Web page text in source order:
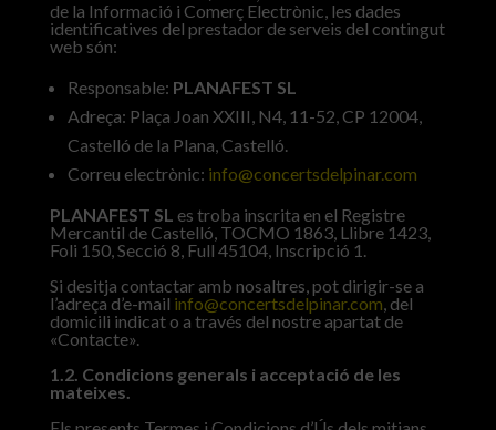
de la Informació i Comerç Electrònic, les dades
identificatives del prestador de serveis del contingut
web són:
Responsable: PLANAFEST SL
Adreça: Plaça Joan XXIII, N4, 11-52, CP 12004,
Castelló de la Plana, Castelló.
Correu electrònic: info@concertsdelpinar.com
PLANAFEST SL es troba inscrita en el Registre
Mercantil de Castelló, TOCMO 1863, Llibre 1423,
Foli 150, Secció 8, Full 45104, Inscripció 1.
Si desitja contactar amb nosaltres, pot dirigir-se a
l’adreça d’e-mail info@concertsdelpinar.com, del
domicili indicat o a través del nostre apartat de
«Contacte».
1.2. Condicions generals i acceptació de les
mateixes.